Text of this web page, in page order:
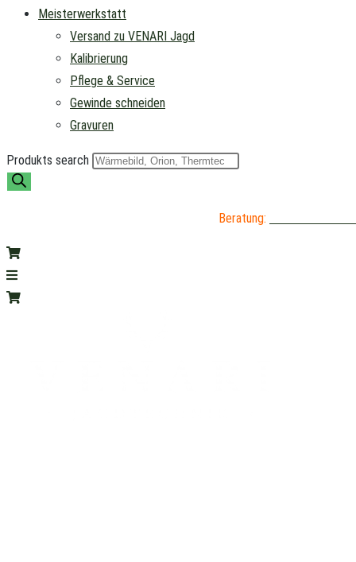
Meisterwerkstatt
Versand zu VENARI Jagd
Kalibrierung
Pflege & Service
Gewinde schneiden
Gravuren
Produkts search
Beratung: